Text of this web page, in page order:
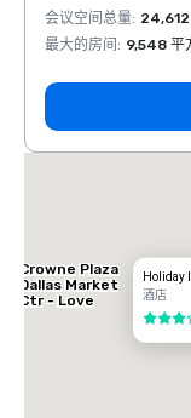
会议空间总量: 24,612
最大的房间 : 9,548 平
Holiday
酒店
3/5
Crowne Plaza
Dallas Market
Ctr - Love